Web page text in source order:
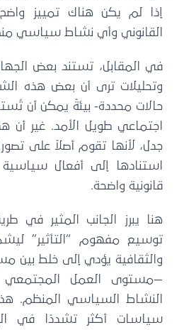
إذا لم يكن هناك تمييز واضح
القانوني وأي نشاط سياسي
في المقابل، تستند بعض الجهات
وتحليلات ترى أن بعض هذه
حالات محددة- بيئةً يمكن أن
اجتماعي طويل الأمد. غير أن
جدل، لأنها تقوم أصلاً على
استنادها إلى أفعال سياسية
قانونية واضحة.
هنا يبرز الجانب المثير في
توسيع مفهوم “التأثير”
والثقافية يؤدي إلى خلط بين
—مستوى العمل المجتمعي
النشاط السياسي المنظم. هذا
سياسات أكثر تشددًا في